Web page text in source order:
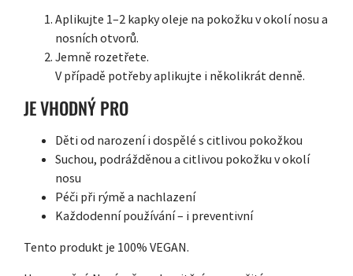
Aplikujte 1–2 kapky oleje na pokožku v okolí nosu a
nosních otvorů.
Jemně rozetřete.
V případě potřeby aplikujte i několikrát denně.
JE VHODNÝ PRO
Děti od narození i dospělé s citlivou pokožkou
Suchou, podrážděnou a citlivou pokožku v okolí
nosu
Péči při rýmě a nachlazení
Každodenní používání – i preventivní
Tento produkt je 100% VEGAN.